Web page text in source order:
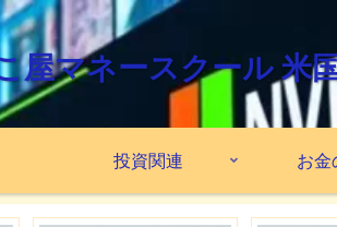
屋マネースクール 米
投資関連 お金